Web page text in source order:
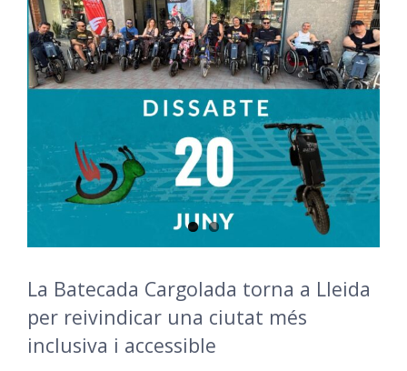
La Batecada Cargolada torna a Lleida
per reivindicar una ciutat més
inclusiva i accessible